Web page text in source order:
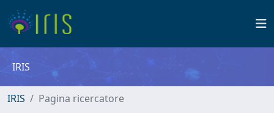
IRIS
IRIS Pagina ricercatore